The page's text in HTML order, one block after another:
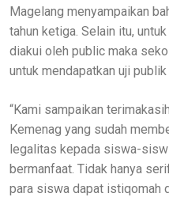
Magelang menyampaikan
tahun ketiga. Selain itu,
diakui oleh public maka
untuk mendapatkan uji
“Kami sampaikan
Kemenag yang sudah
legalitas kepada siswa-
bermanfaat. Tidak hanya
para siswa dapat istiqomah